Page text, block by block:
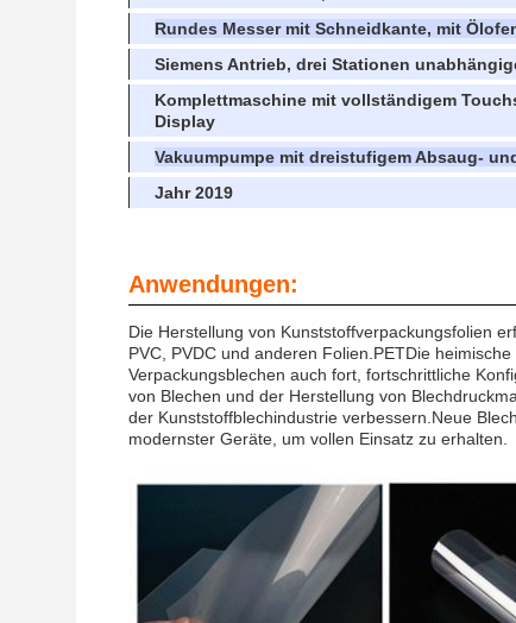
Rundes Messer mit Schneidkante, mit
Siemens Antrieb, drei Stationen
Komplettmaschine mit vollständigem
Display
Vakuumpumpe mit dreistufigem Absaug-
Jahr 2019
Anwendungen:
Die Herstellung von Kunststoffverpackungsfolien
PVC, PVDC und anderen Folien.PETDie
Verpackungsblechen auch fort, fortschrittliche
von Blechen und der Herstellung von
der Kunststoffblechindustrie verbessern.Neue
modernster Geräte, um vollen Einsatz zu erhalten.